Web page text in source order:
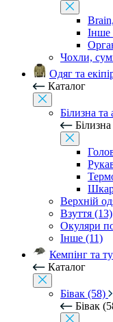
Інше
Чохли,
Одяг та
Каталог
Білизна та
Верхній
Взуття (13)
Окуляри
Інше (11)
Кемпінг та
Каталог
Бівак (58)
Бівак